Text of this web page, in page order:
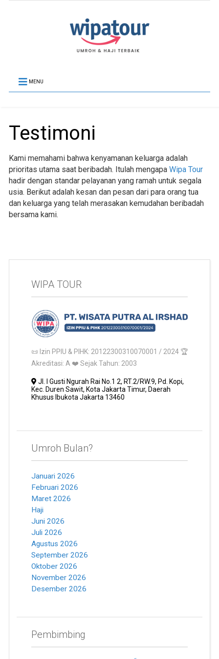
MENU
Testimoni
Kami memahami bahwa kenyamanan keluarga adalah
prioritas utama saat beribadah. Itulah mengapa Wipa Tour
hadir dengan standar pelayanan yang ramah untuk segala
usia. Berikut adalah kesan dan pesan dari para orang tua
dan keluarga yang telah merasakan kemudahan beribadah
bersama kami.
WIPA TOUR
📜 Izin PPIU & PIHK: 20122300310070001 / 2024 🏆
Akreditasi: A ❤️ Sejak Tahun: 2003
Jl. I Gusti Ngurah Rai No.1 2, RT.2/RW.9, Pd. Kopi,
Kec. Duren Sawit, Kota Jakarta Timur, Daerah
Khusus Ibukota Jakarta 13460
Umroh Bulan?
Januari 2026
Februari 2026
Maret 2026
Haji
Juni 2026
Juli 2026
Agustus 2026
September 2026
Oktober 2026
November 2026
Desember 2026
Pembimbing